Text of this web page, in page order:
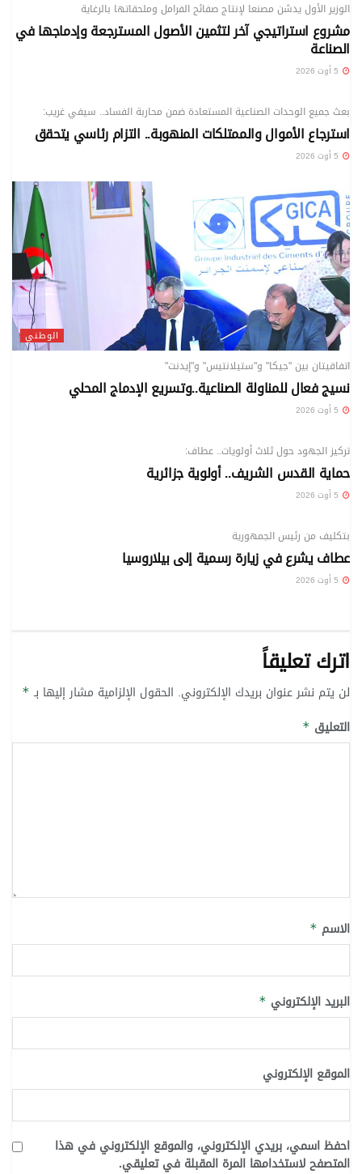
الوزير الأول يدشن مصنعا لإنتاج صفائح الفرامل وملحقاتها بالرغاية
مشروع استراتيجي آخر لتثمين الأصول المسترجعة وإدماجها في
الصناعة
بعث جميع الوحدات الصناعية المستعادة ضمن محاربة الفساد.. سيفي غريب:
استرجاع الأموال والممتلكات المنهوبة.. التزام رئاسي يتحقق
الوطني
اتفاقيتان بين "جيكا" و"ستيلانتيس" و"إيدنت"
نسيج فعال للمناولة الصناعية..وتسريع الإدماج المحلي
تركيز الجهود حول ثلاث أولويات.. عطاف:
حماية القدس الشريف.. أولوية جزائرية
بتكليف من رئيس الجمهورية
عطاف يشرع في زيارة رسمية إلى بيلاروسيا
اترك تعليقاً
لن يتم نشر عنوان بريدك الإلكتروني. الحقول الإلزامية مشار إليها بـ *
التعليق *
الاسم *
البريد الإلكتروني *
الموقع الإلكتروني
احفظ اسمي، بريدي الإلكتروني، والموقع الإلكتروني في هذا
المتصفح لاستخدامها المرة المقبلة في تعليقي.